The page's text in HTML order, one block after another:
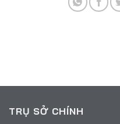
TRỤ SỞ CHÍNH